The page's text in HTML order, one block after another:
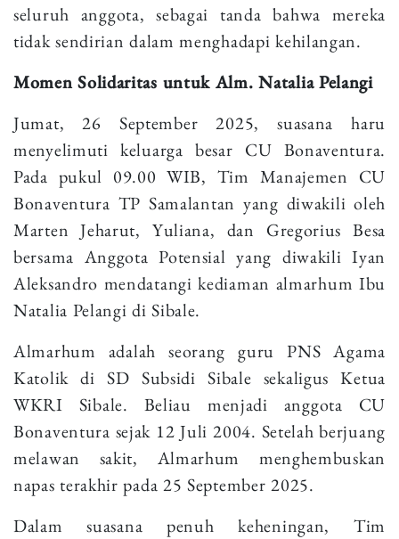
seluruh anggota, sebagai tanda bahwa mereka
tidak sendirian dalam menghadapi kehilangan.
Momen Solidaritas untuk Alm. Natalia Pelangi
Jumat, 26 September 2025, suasana haru
menyelimuti keluarga besar CU Bonaventura.
Pada pukul 09.00 WIB, Tim Manajemen CU
Bonaventura TP Samalantan yang diwakili oleh
Marten Jeharut, Yuliana, dan Gregorius Besa
bersama Anggota Potensial yang diwakili Iyan
Aleksandro mendatangi kediaman almarhum Ibu
Natalia Pelangi di Sibale.
Almarhum adalah seorang guru PNS Agama
Katolik di SD Subsidi Sibale sekaligus Ketua
WKRI Sibale. Beliau menjadi anggota CU
Bonaventura sejak 12 Juli 2004. Setelah berjuang
melawan sakit, Almarhum menghembuskan
napas terakhir pada 25 September 2025.
Dalam suasana penuh keheningan, Tim